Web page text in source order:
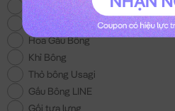
Gấu Bông Con Bò
Balo Gấu Bông
Hoa Gấu Bông
Khỉ Bông
Thỏ bông Usagi
Gấu Bông LINE
Gối tựa lưng